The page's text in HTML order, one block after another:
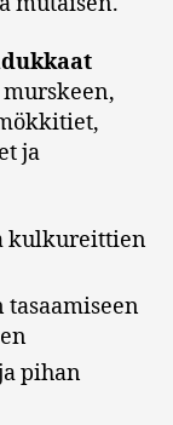
ja
kulkureittien
pihan